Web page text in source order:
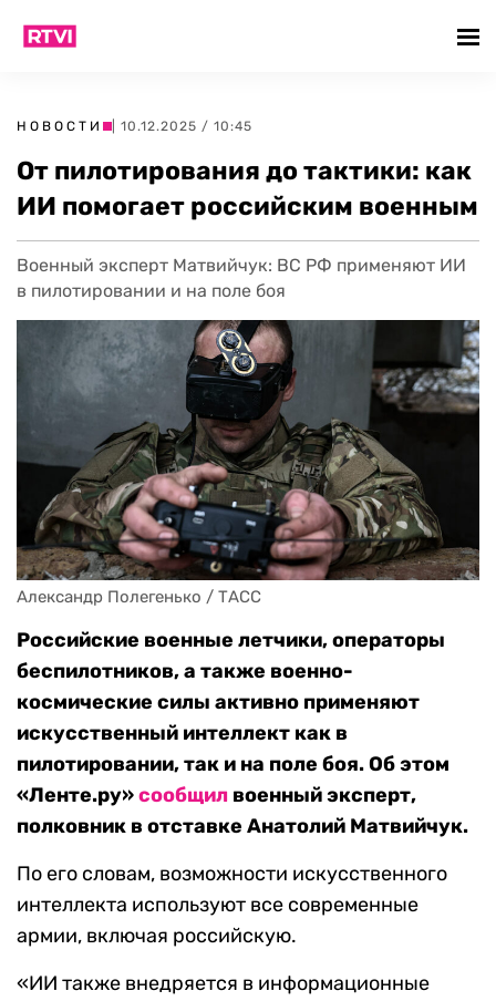
НОВОСТИ | 10.12.2025 / 10:45
От пилотирования до тактики: как
ИИ помогает российским военным
Военный эксперт Матвийчук: ВС РФ применяют ИИ
в пилотировании и на поле боя
Александр Полегенько / ТАСС
Российские военные летчики, операторы
беспилотников, а также военно-
космические силы активно применяют
искусственный интеллект как в
пилотировании, так и на поле боя. Об этом
«Ленте.ру»сообщил военный эксперт,
полковник в отставке Анатолий Матвийчук.
По его словам, возможности искусственного
интеллекта используют все современные
армии, включая российскую.
«ИИ также внедряется в информационные